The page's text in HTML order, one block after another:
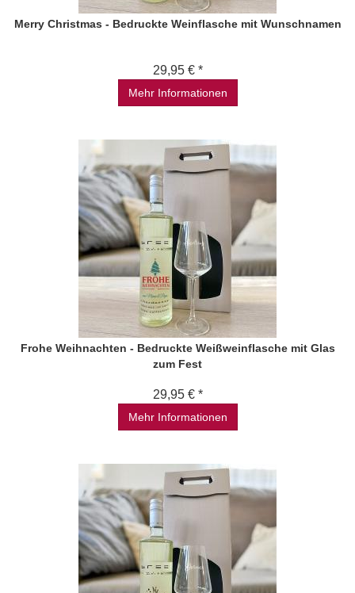
Merry Christmas - Bedruckte Weinflasche mit Wunschnamen
29,95 € *
Mehr Informationen
Frohe Weihnachten - Bedruckte Weißweinflasche mit Glas
zum Fest
29,95 € *
Mehr Informationen